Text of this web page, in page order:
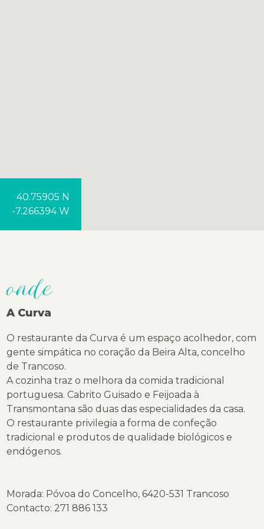
40.75905 N
-7.266394 W
onde
A Curva
O restaurante da Curva é um espaço acolhedor, com
gente simpática no coração da Beira Alta, concelho
de Trancoso.
A cozinha traz o melhora da comida tradicional
portuguesa. Cabrito Guisado e Feijoada à
Transmontana são duas das especialidades da casa.
O restaurante privilegia a forma de confeção
tradicional e produtos de qualidade biológicos e
endógenos.
Morada: Póvoa do Concelho, 6420-531 Trancoso
Contacto: 271 886 133